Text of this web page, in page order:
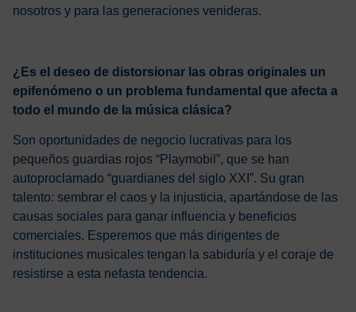
nosotros y para las generaciones venideras.
¿Es el deseo de distorsionar las obras originales un
epifenómeno o un problema fundamental que afecta a
todo el mundo de la música clásica?
Son oportunidades de negocio lucrativas para los
pequeños guardias rojos “Playmobil”, que se han
autoproclamado “guardianes del siglo XXI”. Su gran
talento: sembrar el caos y la injusticia, apartándose de las
causas sociales para ganar influencia y beneficios
comerciales. Esperemos que más dirigentes de
instituciones musicales tengan la sabiduría y el coraje de
resistirse a esta nefasta tendencia.